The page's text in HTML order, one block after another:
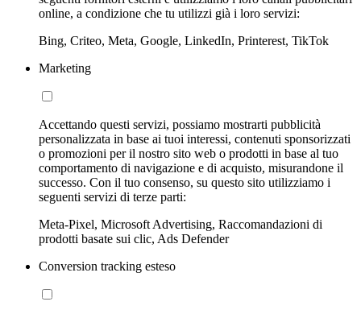
online, a condizione che tu utilizzi già i loro servizi:
Bing, Criteo, Meta, Google, LinkedIn, Printerest, TikTok
Marketing
Accettando questi servizi, possiamo mostrarti pubblicità
personalizzata in base ai tuoi interessi, contenuti sponsorizzati
o promozioni per il nostro sito web o prodotti in base al tuo
comportamento di navigazione e di acquisto, misurandone il
successo. Con il tuo consenso, su questo sito utilizziamo i
seguenti servizi di terze parti:
Meta-Pixel, Microsoft Advertising, Raccomandazioni di
prodotti basate sui clic, Ads Defender
Conversion tracking esteso